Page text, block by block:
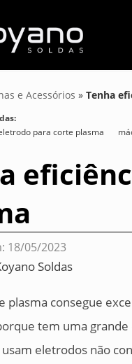
e Acessórios »Tenha
para corte plasma
18/05/2023
Soldas
plasma consegue
tem uma
usam eletrodos não